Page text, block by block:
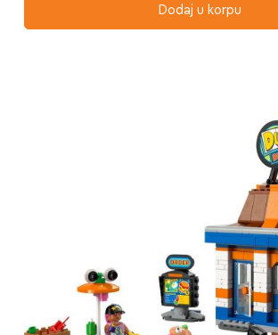
Dodaj u korpu